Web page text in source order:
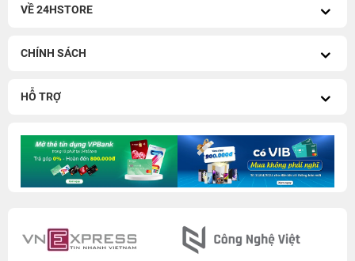
VỀ 24HSTORE
CHÍNH SÁCH
HỖ TRỢ